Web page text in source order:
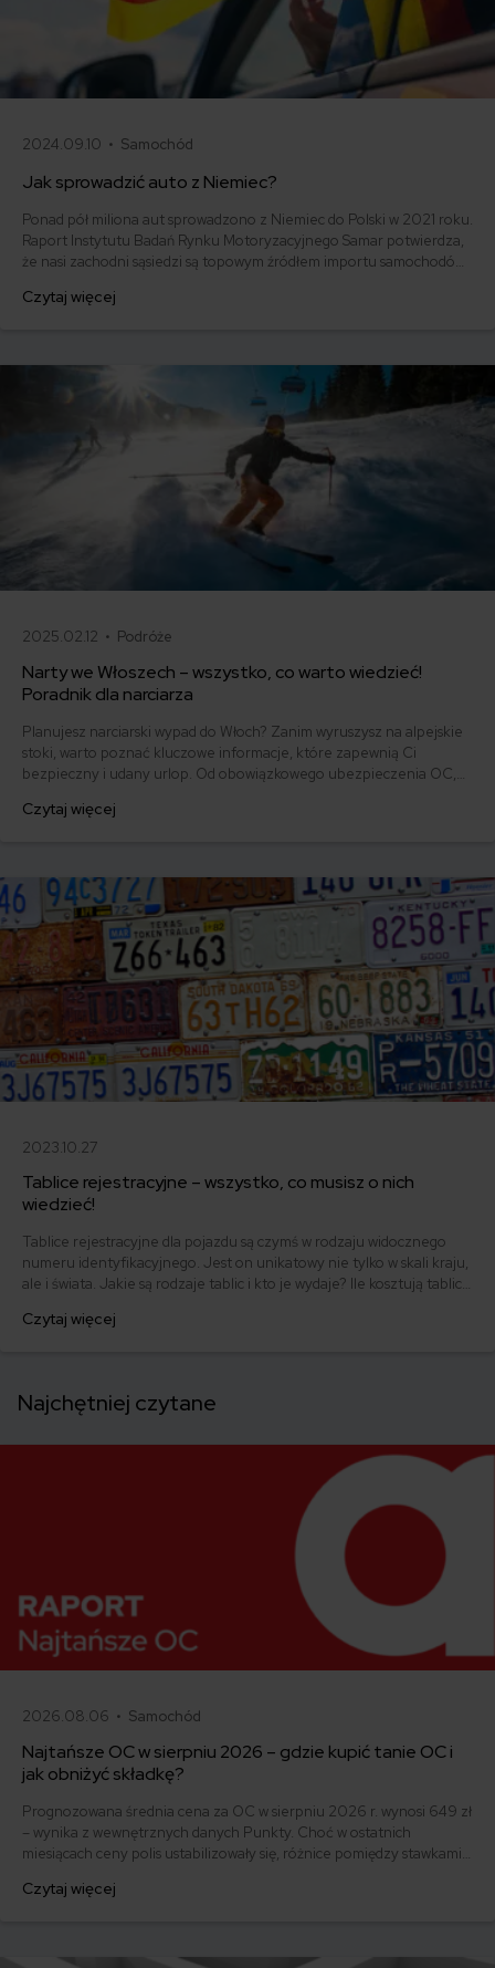
2024.09.10 • Samochód
Jak sprowadzić auto z Niemiec?
Ponad pół miliona aut sprowadzono z Niemiec do Polski w 2021 roku.
Raport Instytutu Badań Rynku Motoryzacyjnego Samar potwierdza,
że nasi zachodni sąsiedzi są topowym źródłem importu samochodów
Forda lub Audi – czyli najczęściej importowanych marek w zeszłym
Czytaj więcej
2025.02.12 • Podróże
Narty we Włoszech – wszystko, co warto wiedzieć!
Poradnik dla narciarza
Planujesz narciarski wypad do Włoch? Zanim wyruszysz na alpejskie
stoki, warto poznać kluczowe informacje, które zapewnią Ci
bezpieczny i udany urlop. Od obowiązkowego ubezpieczenia OC,
przygotowanie to podstawa. Odkryj, na co zwrócić uwagę, by w pełni
Czytaj więcej
2023.10.27
Tablice rejestracyjne – wszystko, co musisz o nich
wiedzieć!
Tablice rejestracyjne dla pojazdu są czymś w rodzaju widocznego
numeru identyfikacyjnego. Jest on unikatowy nie tylko w skali kraju,
ale i świata. Jakie są rodzaje tablic i kto je wydaje? Ile kosztują tablice
Odpowiedzi na te pytania poznasz w naszym artykule.
Czytaj więcej
Najchętniej czytane
2026.08.06 • Samochód
Najtańsze OC w sierpniu 2026 – gdzie kupić tanie OC i
jak obniżyć składkę?
Prognozowana średnia cena za OC w sierpniu 2026 r. wynosi 649 zł
– wynika z wewnętrznych danych Punkty. Choć w ostatnich
miesiącach ceny polis ustabilizowały się, różnice pomiędzy stawkami
500 zł, inni – powyżej 1500 zł. Gdzie znaleźć najtańsze OC w Polsce
Czytaj więcej